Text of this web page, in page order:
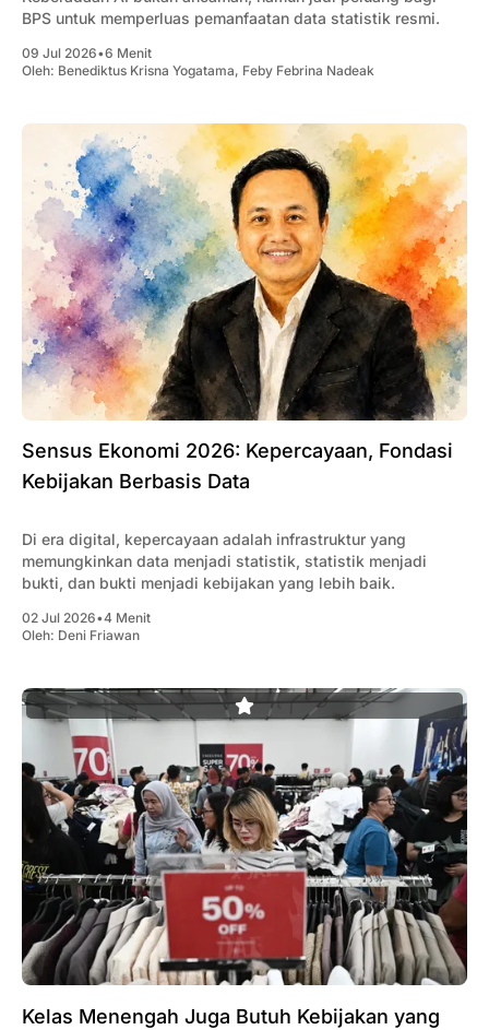
BPS untuk memperluas pemanfaatan data statistik resmi.
09 Jul 2026•6 Menit
Oleh: Benediktus Krisna Yogatama, Feby Febrina Nadeak
Sensus Ekonomi 2026: Kepercayaan, Fondasi
Kebijakan Berbasis Data
Di era digital, kepercayaan adalah infrastruktur yang
memungkinkan data menjadi statistik, statistik menjadi
bukti, dan bukti menjadi kebijakan yang lebih baik.
02 Jul 2026•4 Menit
Oleh: Deni Friawan
Kelas Menengah Juga Butuh Kebijakan yang